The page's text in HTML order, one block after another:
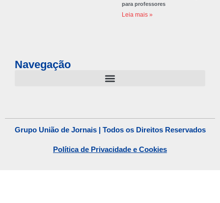
para professores
Leia mais »
Navegação
Grupo União de Jornais | Todos os Direitos Reservados
Política de Privacidade e Cookies